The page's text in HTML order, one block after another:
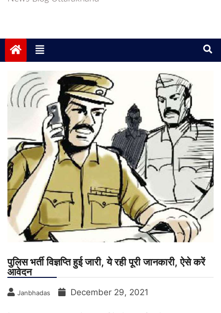
पुलिस भर्ती विज्ञप्ति हुई जारी, ये रही पूरी जानकारी, ऐसे करें
आवेदन
Janbhadas December 29, 2021